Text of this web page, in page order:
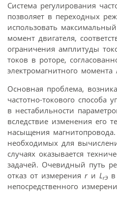
Система регулирования
позволяет в переходных
использовать
момент двигателя,
ограничения амплитуды
токов в роторе,
электромагнитного момента
Основная проблема,
частотно-токового способа
в нестабильности
вследствие изменения его
насыщения
необходимых для
случаях оказывается
задачей. Очевидный путь
отказ от измерения rи LrЭ
непосредственного